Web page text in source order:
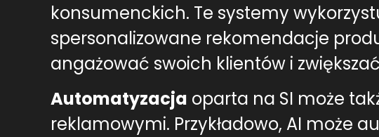
konsumenckich. Te systemy
spersonalizowane rekomendacje
angażować swoich klientów i
Automatyzacja oparta na SI może
reklamowymi. Przykładowo, AI może